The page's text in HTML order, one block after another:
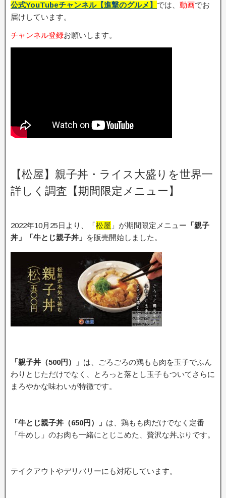
公式YouTubeチャンネル【進撃のグルメ】 では、 動画でお
届けしています。
チャンネル登録お願いします。
【松屋】親子丼・ライス大盛りを世界一
詳しく調査【期間限定メニュー】
2022年10月25日より、「松屋 」が期間限定メニュー 「親子
丼」「牛とじ親子丼」 を販売開始しました。
「親子丼（500円）」 は、ごろごろの鶏もも肉を玉子でふん
わりとじただけでなく、とろっと落とし玉子もついてさらに
まろやかな味わいが特徴です。
「牛とじ親子丼（650円）」 は、鶏もも肉だけでなく定番
「牛めし」のお肉も一緒にとじこめた、贅沢な丼ぶりです。
テイクアウトやデリバリーにも対応しています。